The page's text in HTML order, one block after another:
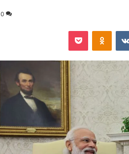
0
‏VKontakte
Odnoklassniki
‫Pocket